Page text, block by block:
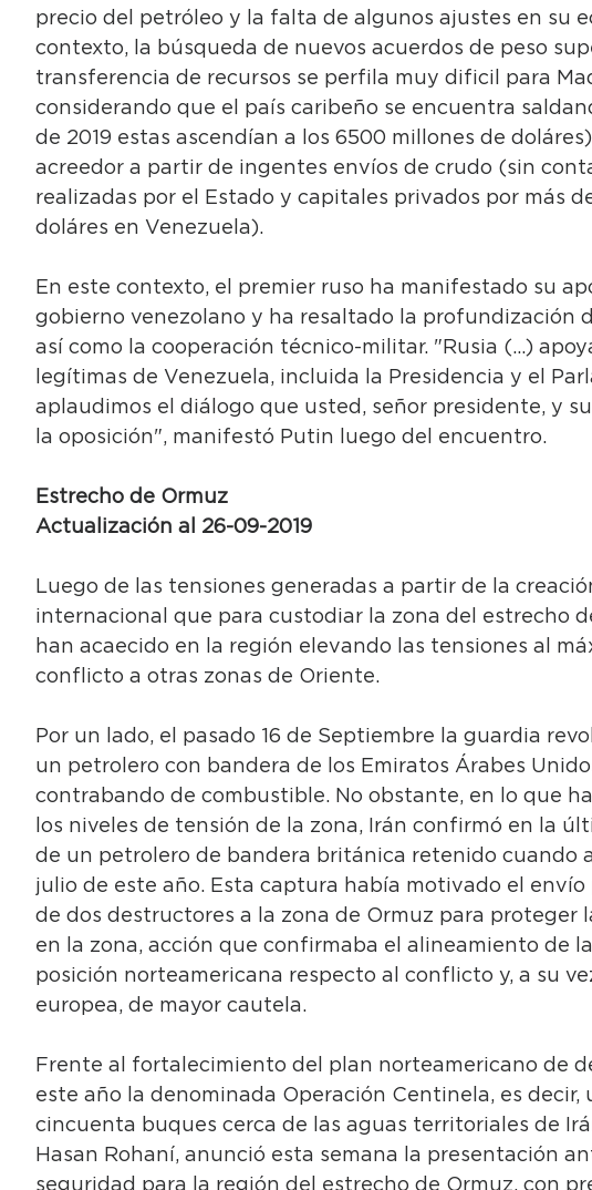
precio del petróleo y la falta de algunos ajustes en su
contexto, la búsqueda de nuevos acuerdos de peso
transferencia de recursos se perfila muy dificil para
considerando que el país caribeño se encuentra
de 2019 estas ascendían a los 6500 millones de
acreedor a partir de ingentes envíos de crudo (sin
realizadas por el Estado y capitales privados por más
doláres en Venezuela).
En este contexto, el premier ruso ha manifestado su
gobierno venezolano y ha resaltado la profundización
así como la cooperación técnico-militar. "Rusia (...)
legítimas de Venezuela, incluida la Presidencia y el
aplaudimos el diálogo que usted, señor presidente, y
la oposición", manifestó Putin luego del encuentro.
Estrecho de Ormuz
Actualización al 26-09-2019
Luego de las tensiones generadas a partir de la
internacional que para custodiar la zona del estrecho
han acaecido en la región elevando las tensiones al
conflicto a otras zonas de Oriente.
Por un lado, el pasado 16 de Septiembre la guardia
un petrolero con bandera de los Emiratos Árabes
contrabando de combustible. No obstante, en lo que
los niveles de tensión de la zona, Irán confirmó en la
de un petrolero de bandera británica retenido cuando
julio de este año. Esta captura había motivado el
de dos destructores a la zona de Ormuz para proteger
en la zona, acción que confirmaba el alineamiento de
posición norteamericana respecto al conflicto y, a su
europea, de mayor cautela.
Frente al fortalecimiento del plan norteamericano de
este año la denominada Operación Centinela, es decir,
cincuenta buques cerca de las aguas territoriales de
Hasan Rohaní, anunció esta semana la presentación
seguridad para la región del estrecho de Ormuz, con